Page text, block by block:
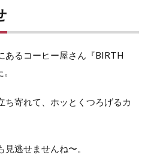
あるコーヒー屋さん『BIRTH
ち寄れて、ホッとくつろげるカ
逃せませんね〜。